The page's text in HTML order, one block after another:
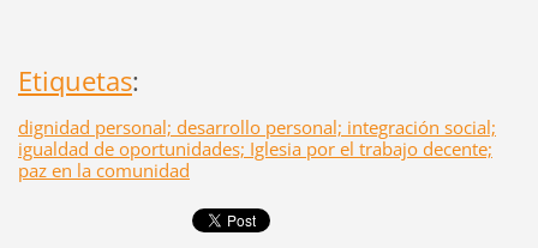
Etiquetas:
dignidad personal; desarrollo personal; integración social;
igualdad de oportunidades; Iglesia por el trabajo decente;
paz en la comunidad